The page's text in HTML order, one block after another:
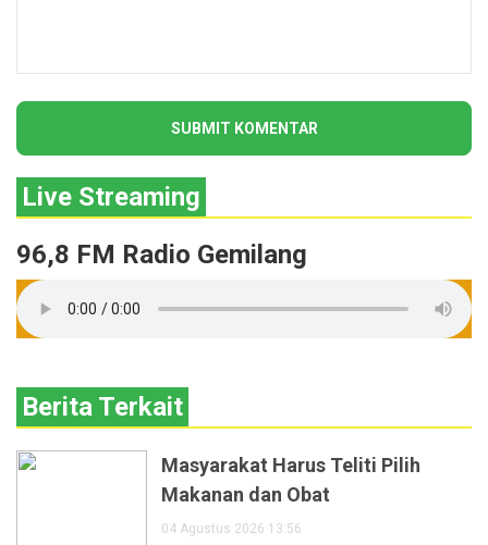
Live Streaming
96,8 FM Radio Gemilang
Berita Terkait
Masyarakat Harus Teliti Pilih
Makanan dan Obat
04 Agustus 2026 13:56